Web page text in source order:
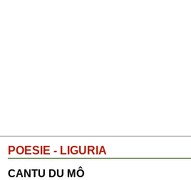
POESIE - LIGURIA
CANTU DU MÔ